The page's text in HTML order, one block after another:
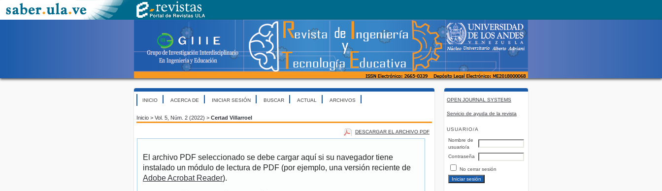
OPEN JOURNAL SYSTEMS
Servicio de ayuda de la revista
USUARIO/A
Nombre de
usuario/a
Contraseña
No cerrar sesión
INICIO ACERCA DE INICIAR SESIÓN BUSCAR ACTUAL ARCHIVOS
Inicio > Vol. 5, Núm. 2 (2022) > Certad Villarroel
DESCARGAR EL ARCHIVO PDF
El archivo PDF seleccionado se debe cargar aquí si su navegador tiene
instalado un módulo de lectura de PDF (por ejemplo, una versión reciente de
Adobe Acrobat Reader).